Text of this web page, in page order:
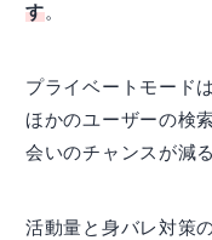
す。
プライベートモード
ほかのユーザーの検
会いのチャンスが減
活動量と身バレ対策